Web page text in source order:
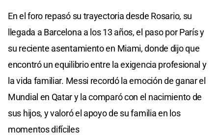
En el foro repasó su trayectoria desde Rosario, su
llegada a Barcelona a los 13 años, el paso por París y
su reciente asentamiento en Miami, donde dijo que
encontró un equilibrio entre la exigencia profesional y
la vida familiar. Messi recordó la emoción de ganar el
Mundial en Qatar y la comparó con el nacimiento de
sus hijos, y valoró el apoyo de su familia en los
momentos difíciles